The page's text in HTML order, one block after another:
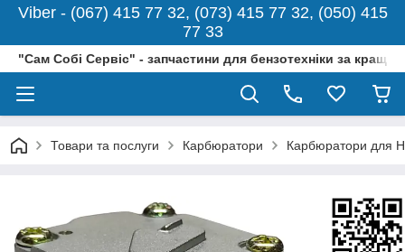
Viber - (067) 415 77 32, (073) 415 77 32, (050) 415
77 33
"Сам Собі Сервіс" - запчастини для бензотехніки за
Товари та послуги Карбюратори Карбюратори для